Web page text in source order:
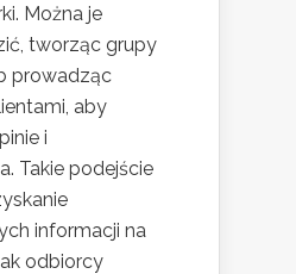
Można je
tworząc grupy
prowadząc
aby
i
Takie podejście
informacji na
odbiorcy